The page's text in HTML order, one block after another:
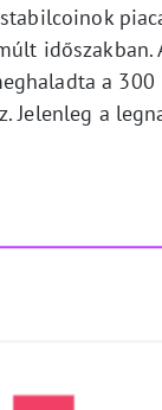
a
Jelenleg a